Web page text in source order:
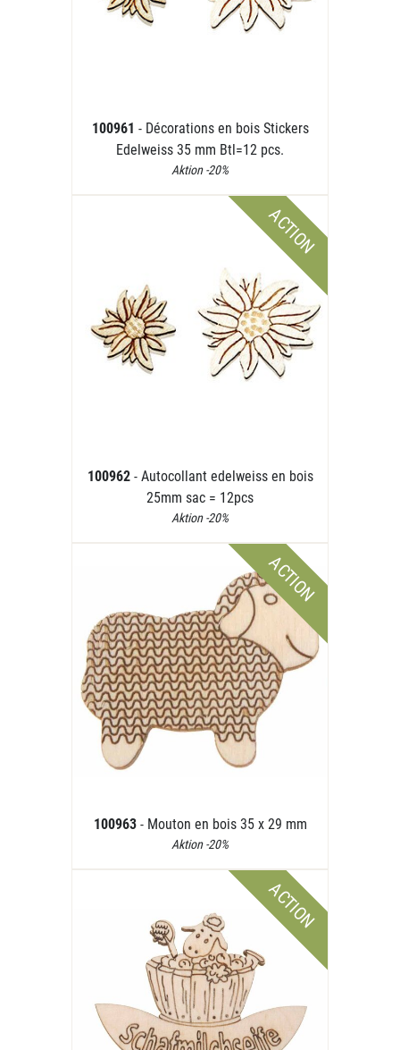
100961 - Décorations en bois Stickers
Edelweiss 35 mm Btl=12 pcs.
Aktion -20%
ACTION
100962 - Autocollant edelweiss en bois
25mm sac = 12pcs
Aktion -20%
ACTION
100963 - Mouton en bois 35 x 29 mm
Aktion -20%
ACTION